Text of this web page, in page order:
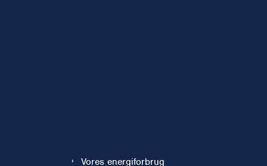
Vores energiforbrug